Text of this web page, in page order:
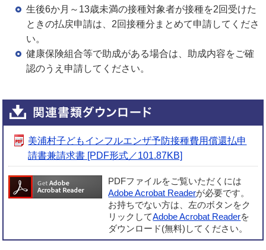
生後6か月～13歳未満の接種対象者が接種を2回受けた
ときの払戻申請は、2回接種分まとめて申請してくださ
い。
健康保険組合等で助成がある場合は、助成内容をご確
認のうえ申請してください。
美浦村子どもインフルエンザ予防接種費用償還払申
請書兼請求書 [PDF形式／101.87KB]
PDFファイルをご覧いただくには
Adobe Acrobat Readerが必要です。
お持ちでない方は、左のボタンをク
リックしてAdobe Acrobat Readerを
ダウンロード(無料)してください。